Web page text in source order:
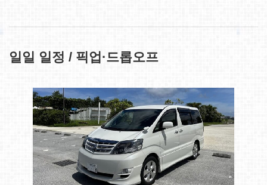
일일 일정 / 픽업·드롭오프